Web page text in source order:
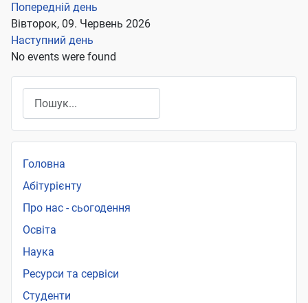
Попередній день
Вівторок, 09. Червень 2026
Наступний день
No events were found
Головна
Абітурієнту
Про нас - сьогодення
Освіта
Наука
Ресурси та сервіси
Студенти